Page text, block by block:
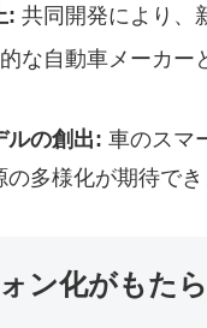
: 共同開発により、
な自動車メーカー
ルの創出: 車のスマ
多様化が期待でき
ン化がもた